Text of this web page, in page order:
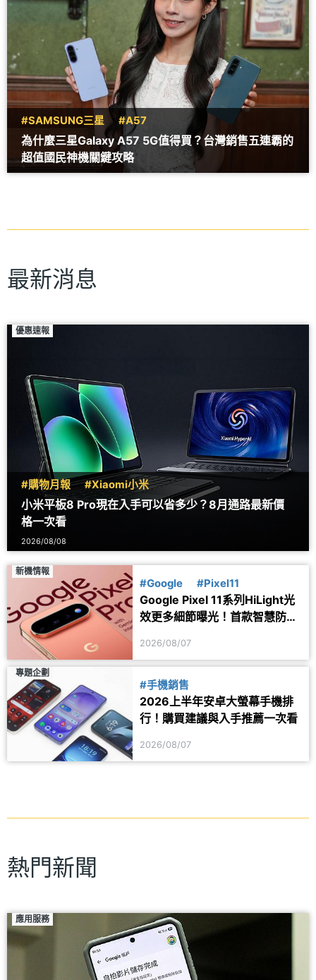
#SAMSUNG三星 #A57
為什麼三星Galaxy A57 5G值得買？台灣銷售五連霸的
超值國民神機關鍵攻略
最新消息
優惠速報
#購物月報 #Xiaomi小米
小米平板8 Pro現在入手可以省多少？8月通路最新價
格一次看
2026/08/08
新機情報
#Google #Pixel11
Google Pixel 11系列HiLight光
效更多細節曝光！首款智慧防丟
2026/08/07
專題企劃
#手機銷售
2026上半年安卓大螢幕手機排
行！購買建議與入手推薦一次看
2026/08/07
熱門新聞
應用服務